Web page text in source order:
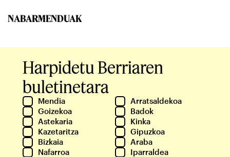
NABARMENDUAK
Harpidetu Berriaren
buletinetara
Mendia
Arratsaldekoa
Goizekoa
Badok
Astekaria
Kinka
Kazetaritza
Gipuzkoa
Bizkaia
Araba
Nafarroa
Iparraldea